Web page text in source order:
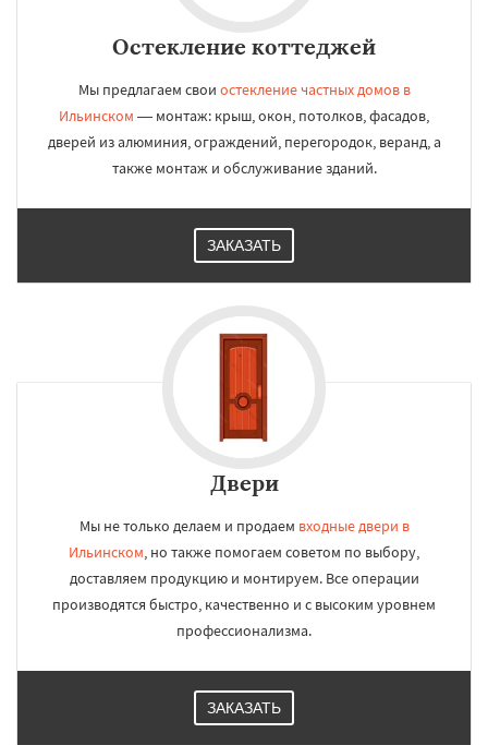
Остекление коттеджей
Мы предлагаем свои остекление частных домов в
Ильинском — монтаж: крыш, окон, потолков, фасадов,
дверей из алюминия, ограждений, перегородок, веранд, а
также монтаж и обслуживание зданий.
ЗАКАЗАТЬ
Двери
Мы не только делаем и продаем входные двери в
Ильинском, но также помогаем советом по выбору,
доставляем продукцию и монтируем. Все операции
производятся быстро, качественно и с высоким уровнем
профессионализма.
ЗАКАЗАТЬ